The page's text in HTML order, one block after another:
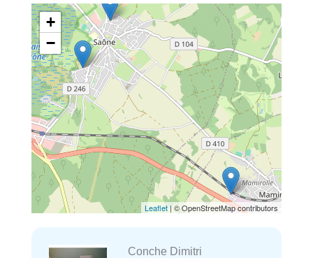
+
−
Leaflet | © OpenStreetMap contributors
Conche Dimitri